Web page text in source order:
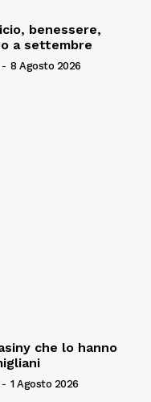
benessere,
a settembre
- 8 Agosto 2026
che lo hanno
- 1 Agosto 2026